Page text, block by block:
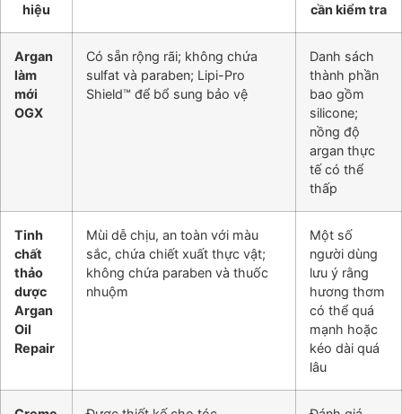
hiệu
cần kiểm tra
Argan
làm
mới
OGX
Có sẵn rộng rãi; không chứa
sulfat và paraben; Lipi-Pro
Shield™ để bổ sung bảo vệ
Danh sách
thành phần
bao gồm
silicone;
nồng độ
argan thực
tế có thể
thấp
Tinh
chất
thảo
dược
Argan
Oil
Repair
Mùi dễ chịu, an toàn với màu
sắc, chứa chiết xuất thực vật;
không chứa paraben và thuốc
nhuộm
Một số
người dùng
lưu ý rằng
hương thơm
có thể quá
mạnh hoặc
kéo dài quá
lâu